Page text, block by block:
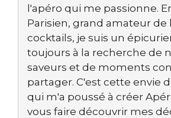
l'apéro qui me passionne.
Parisien, grand amateur de
cocktails, je suis un
toujours à la recherche de
saveurs et de moments
partager. C'est cette envie
qui m'a poussé à créer
vous faire découvrir mes